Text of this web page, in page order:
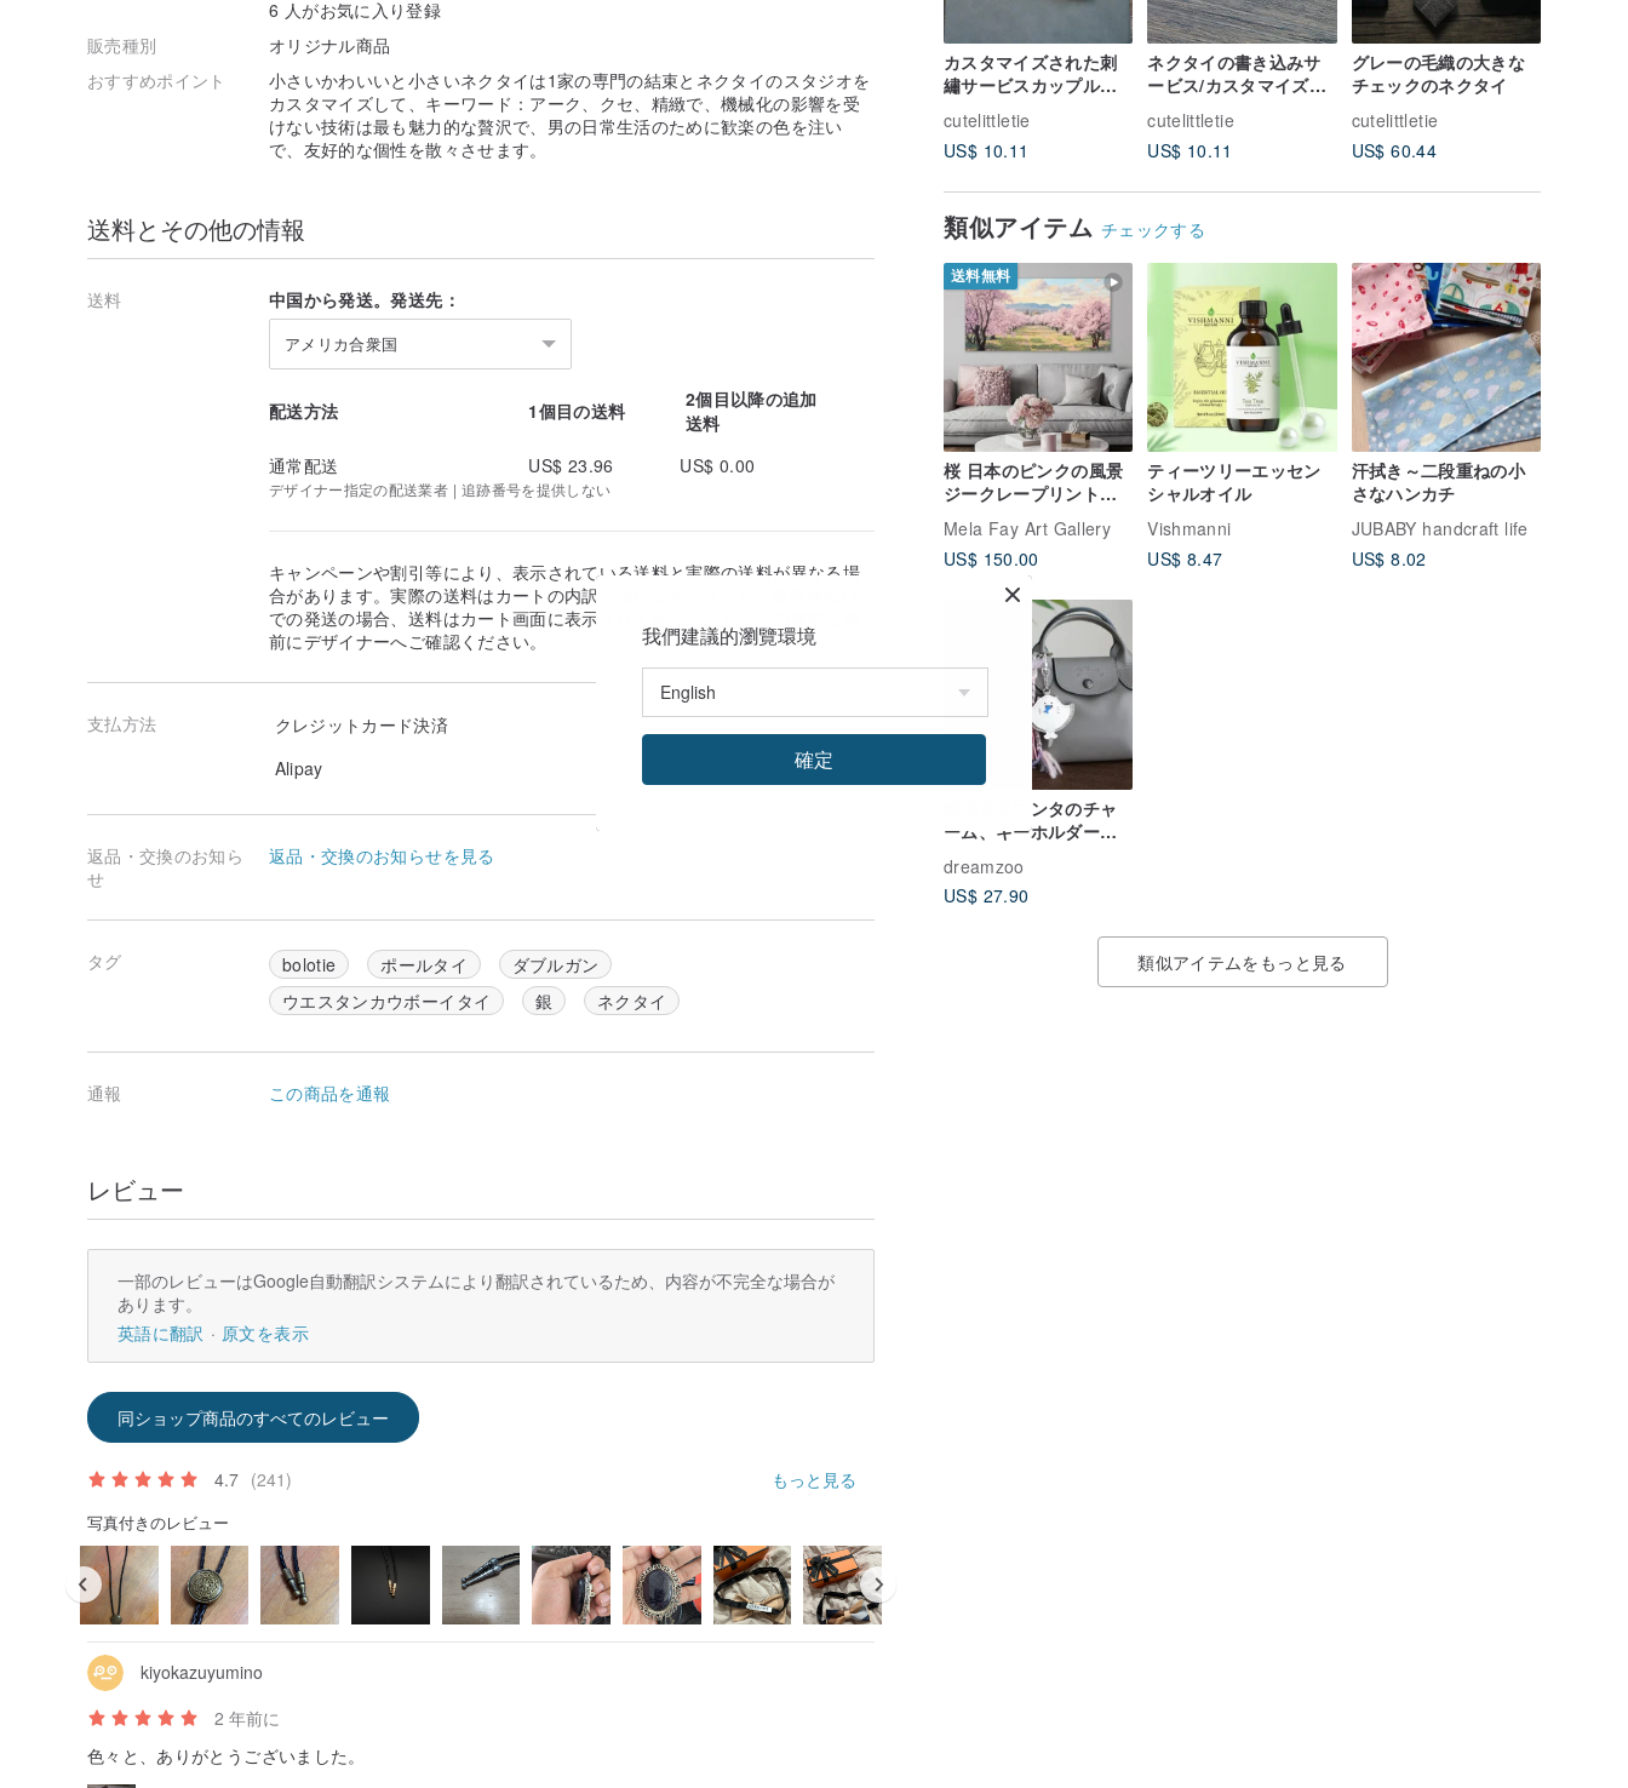
カスタマイズされた刺
繡サービスカップルギ
フトカップル名カスタ
マイズされた刺繡サー
ビス
cutelittletie
US$ 10.11
ネクタイの書き込みサ
ービス/カスタマイズサ
ービス/高級オーダーメ
イドサービス
cutelittletie
US$ 10.11
グレーの毛織の大きな
チェックのネクタイ
cutelittletie
US$ 60.44
類似アイテム チェックする
送料無料
桜 日本のピンクの風景
ジークレープリント。
癒やしのスタイル 自然
のアート
Mela Fay Art Gallery
US$ 150.00
ティーツリーエッセン
シャルオイル
Vishmanni
US$ 8.47
汗拭き～二段重ねの小
さなハンカチ
JUBABY handcraft life
US$ 8.02
海洋世界マンタのチャ
ーム、キーホルダー、
イドオリジナル
dreamzoo
US$ 27.90
類似アイテムをもっと見る
6 人がお気に入り登録
販売種別
オリジナル商品
おすすめポイント
小さいかわいいと小さいネクタイは1家の専門の結束とネクタイのスタジオを
カスタマイズして、キーワード：アーク、クセ、精緻で、機械化の影響を受
けない技術は最も魅力的な贅沢で、男の日常生活のために歓楽の色を注い
で、友好的な個性を散々させます。
送料とその他の情報
送料 中国から発送。発送先：
アメリカ合衆国
配送方法 1個目の送料
2個目以降の追加
送料
通常配送
US$ 23.96 US$ 0.00
デザイナー指定の配送業者 | 追跡番号を提供しない
キャンペーンや割引等により、表示されている送料と実際の送料が異なる場
合があります。実際の送料はカートの内訳に従います。 ※なお、送料着払い
での発送の場合、送料はカート画面に表示されません。おおよその送料は事
前にデザイナーへご確認ください。
支払方法
クレジットカード決済
Alipay
返品・交換のお知ら
せ
返品・交換のお知らせを見る
タグ bolotie ポールタイ
ダブルガン
ウエスタンカウボーイタイ
銀 ネクタイ
通報 この商品を通報
レビュー
一部のレビューはGoogle自動翻訳システムにより翻訳されているため、内容が不完全な場合が
あります。
英語に翻訳
原文を表示
同ショップ商品のすべてのレビュー
4.7 (241) もっと見る
写真付きのレビュー
kiyokazuyumino
2 年前に
色々と、ありがとうございました。
我們建議的瀏覽環境
確定